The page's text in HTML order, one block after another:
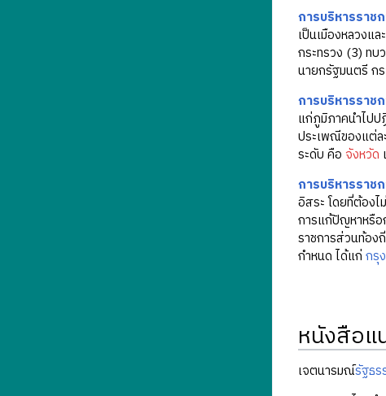
การบริหารราช
เป็นเมืองหลวงแ
กระทรวง (3) ทบ
นายกรัฐมนตรี ก
การบริหารราช
แก่ภูมิภาคนำไปป
ประเพณีของแต่ล
ระดับ คือ จังหวัด
การบริหารราช
อิสระ โดยที่ต้อง
การแก้ปัญหาหรือ
ราชการส่วนท้อ
กำหนด ได้แก่ กรุ
หนังสือแ
เจตนารมณ์รัฐธ